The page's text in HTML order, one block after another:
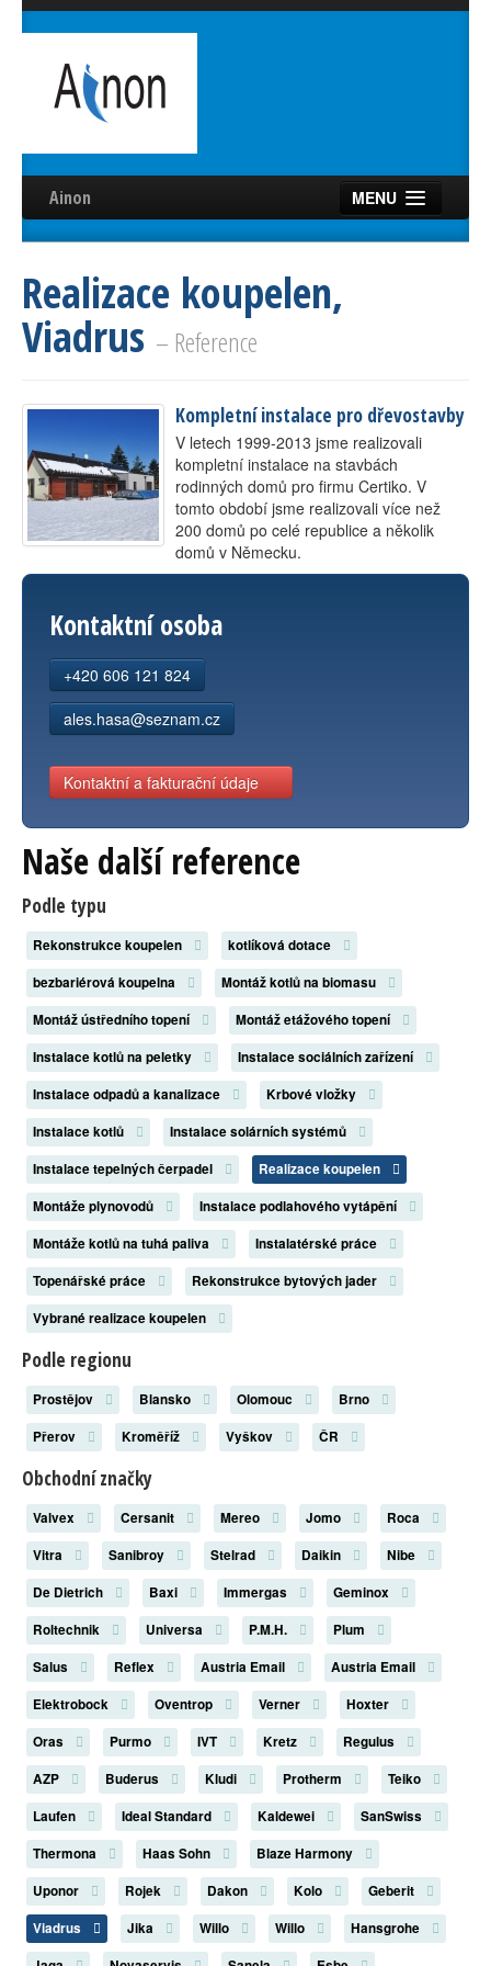
Ainon MENU
Úvod
Služby
Reference
Certifikáty
Partneři
Realizace koupelen,
Viadrus – Reference
Kompletní instalace pro dřevostavby
V letech 1999-2013 jsme realizovali
kompletní instalace na stavbách
rodinných domů pro firmu Certiko. V
tomto období jsme realizovali více než
200 domů po celé republice a několik
domů v Německu.
Kontaktní osoba
+420 606 121 824
ales.hasa@seznam.cz
Kontaktní a fakturační údaje
Naše další reference
Podle typu
Rekonstrukce koupelen
kotlíková dotace
bezbariérová koupelna
Montáž kotlů na biomasu
Montáž ústředního topení
Montáž etážového topení
Instalace kotlů na peletky
Instalace sociálních zařízení
Instalace odpadů a kanalizace
Krbové vložky
Instalace kotlů
Instalace solárních systémů
Instalace tepelných čerpadel
Realizace koupelen
Montáže plynovodů
Instalace podlahového vytápění
Montáže kotlů na tuhá paliva
Instalatérské práce
Topenářské práce
Rekonstrukce bytových jader
Vybrané realizace koupelen
Podle regionu
Prostějov Blansko Olomouc
Brno
Přerov
Kroměříž Vyškov ČR
Obchodní značky
Valvex Cersanit Mereo Jomo
Roca
Vitra
Sanibroy Stelrad Daikin
Nibe
De Dietrich
Baxi Immergas
Geminox
Roltechnik
Universa P.M.H.
Plum
Salus
Reflex Austria Email
Austria Email
Elektrobock
Oventrop Verner
Hoxter
Oras
Purmo IVT Kretz
Regulus
AZP
Buderus Kludi Protherm
Teiko
Laufen
Ideal Standard Kaldewei
SanSwiss
Thermona
Haas Sohn
Blaze Harmony
Uponor
Rojek Dakon Kolo
Geberit
Viadrus
Jika Willo Willo
Hansgrohe